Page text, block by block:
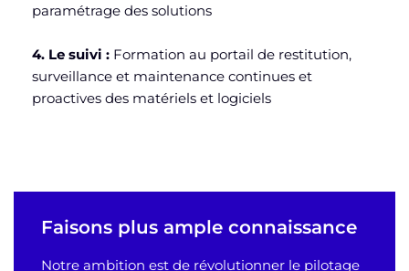
paramétrage des solutions
4. Le suivi : Formation au portail de restitution,
surveillance et maintenance continues et
proactives des matériels et logiciels
Faisons plus ample connaissance
Notre ambition est de révolutionner le pilotage